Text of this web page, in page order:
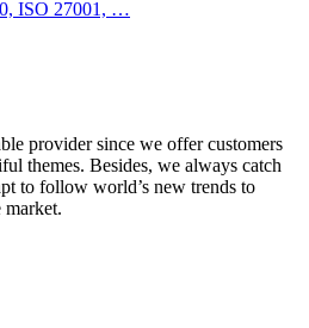
provider since we offer customers
themes. Besides, we always catch
to follow world’s new trends to
market.